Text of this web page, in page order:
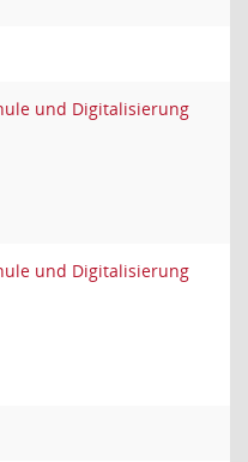
und Digitalisierung
und Digitalisierung